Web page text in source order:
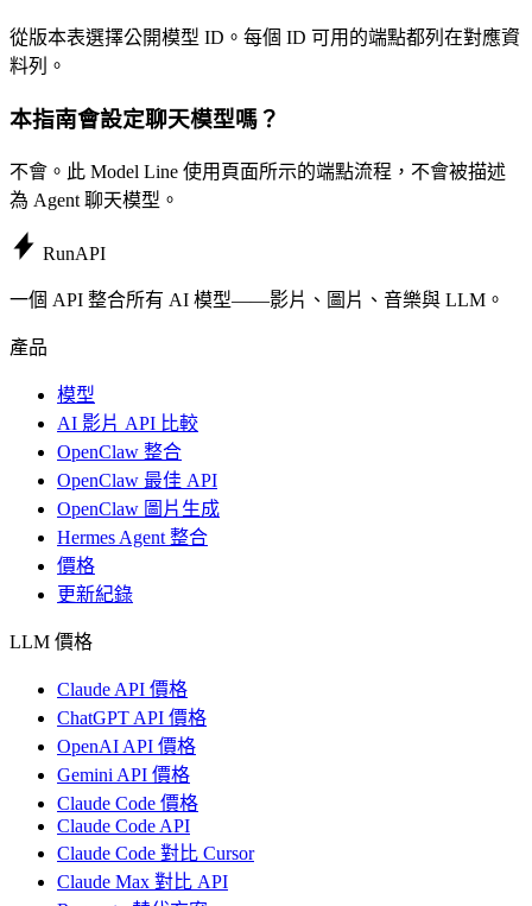
從版本表選擇公開模型 ID。每個 ID 可用的端點都列在對應資
料列。
本指南會設定聊天模型嗎？
不會。此 Model Line 使用頁面所示的端點流程，不會被描述
為 Agent 聊天模型。
RunAPI
一個 API 整合所有 AI 模型——影片、圖片、音樂與 LLM。
產品
模型
AI 影片 API 比較
OpenClaw 整合
OpenClaw 最佳 API
OpenClaw 圖片生成
Hermes Agent 整合
價格
更新紀錄
LLM 價格
Claude API 價格
ChatGPT API 價格
OpenAI API 價格
Gemini API 價格
Claude Code 價格
Claude Code API
Claude Code 對比 Cursor
Claude Max 對比 API